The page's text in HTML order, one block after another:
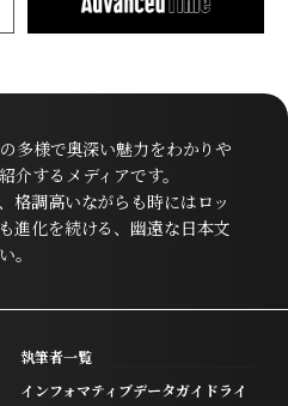
多様で奥深い魅力をわかりや
介するメディアです。
格調高いながらも時にはロッ
進化を続ける、幽遠な日本文
。
執筆者一覧
インフォマティブデータガイドライ